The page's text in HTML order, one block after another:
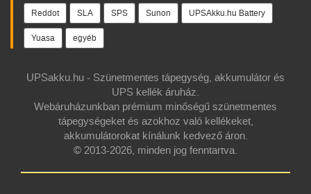
Reddot SLA SPS Sunon UPSAkku.hu Battery
Yuasa egyéb
UPSakku.hu - Szünetmentes tápegység, akkumulátor és
UPS kellék áruház.
Webáruházunkban prémium minőségű szünetmentes
tápegységeket és azokhoz való kellékeket,
akkumulátorokat kínálunk kedvező áron.
© 2013-2026, minden jog fenntartva.